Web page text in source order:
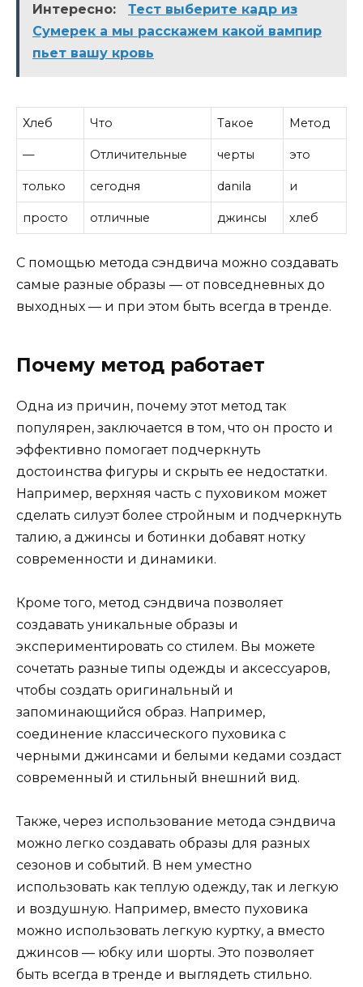
Интересно:
Тест выберите кадр из
Сумерек а мы расскажем какой вампир
пьет вашу кровь
Хлеб Что Такое Метод
— Отличительные черты это
только сегодня danila и
просто отличные джинсы хлеб
С помощью метода сэндвича можно создавать
самые разные образы — от повседневных до
выходных — и при этом быть всегда в тренде.
Почему метод работает
Одна из причин, почему этот метод так
популярен, заключается в том, что он просто и
эффективно помогает подчеркнуть
достоинства фигуры и скрыть ее недостатки.
Например, верхняя часть с пуховиком может
сделать силуэт более стройным и подчеркнуть
талию, а джинсы и ботинки добавят нотку
современности и динамики.
Кроме того, метод сэндвича позволяет
создавать уникальные образы и
экспериментировать со стилем. Вы можете
сочетать разные типы одежды и аксессуаров,
чтобы создать оригинальный и
запоминающийся образ. Например,
соединение классического пуховика с
черными джинсами и белыми кедами создаст
современный и стильный внешний вид.
Также, через использование метода сэндвича
можно легко создавать образы для разных
сезонов и событий. В нем уместно
использовать как теплую одежду, так и легкую
и воздушную. Например, вместо пуховика
можно использовать легкую куртку, а вместо
джинсов — юбку или шорты. Это позволяет
быть всегда в тренде и выглядеть стильно.